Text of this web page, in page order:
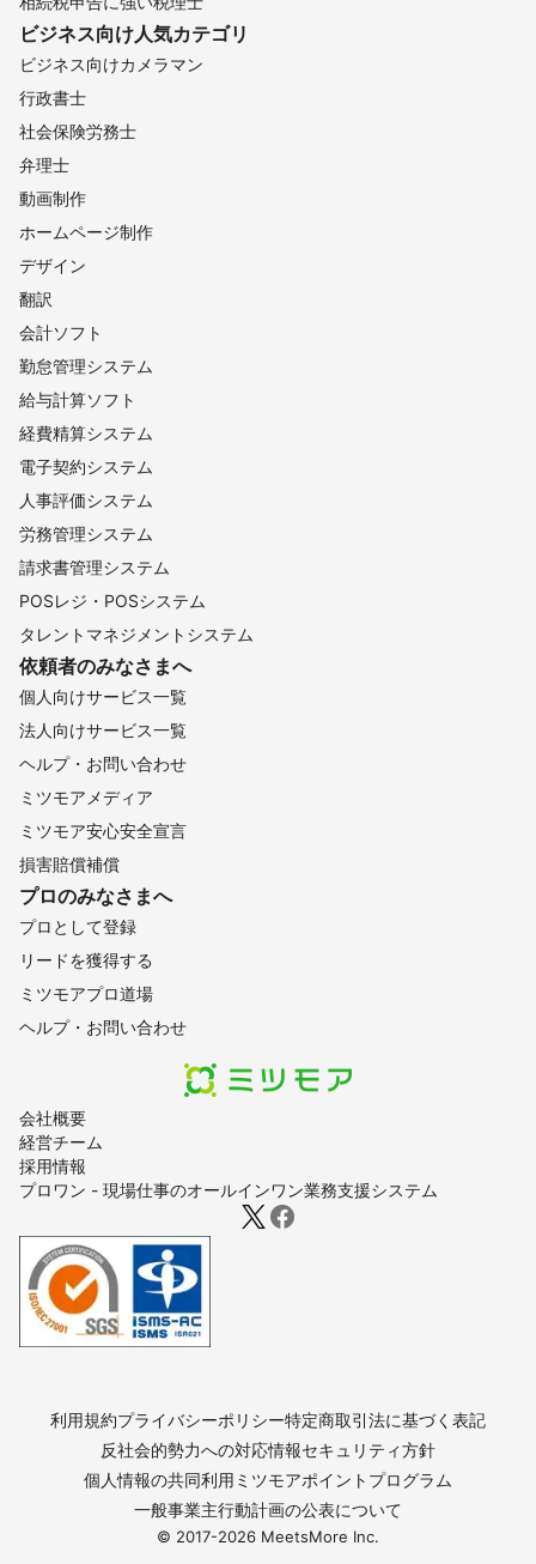
会社概要
経営チーム
採用情報
プロワン - 現場仕事のオールインワン業務支援システム
ビジネス向け人気カテゴリ
ビジネス向けカメラマン
行政書士
社会保険労務士
弁理士
動画制作
ホームページ制作
デザイン
翻訳
会計ソフト
勤怠管理システム
給与計算ソフト
経費精算システム
電子契約システム
人事評価システム
労務管理システム
請求書管理システム
POSレジ・POSシステム
タレントマネジメントシステム
依頼者のみなさまへ
個人向けサービス一覧
法人向けサービス一覧
ヘルプ・お問い合わせ
ミツモアメディア
ミツモア安心安全宣言
損害賠償補償
プロのみなさまへ
プロとして登録
リードを獲得する
ミツモアプロ道場
ヘルプ・お問い合わせ
利用規約プライバシーポリシー特定商取引法に基づく表記
反社会的勢力への対応情報セキュリティ方針
個人情報の共同利用 ミツモアポイントプログラム
一般事業主行動計画の公表について
© 2017-2026 MeetsMore Inc.